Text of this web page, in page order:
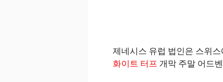
제네시스 유럽 법인은 스위
화이트 터프 개막 주말 어드